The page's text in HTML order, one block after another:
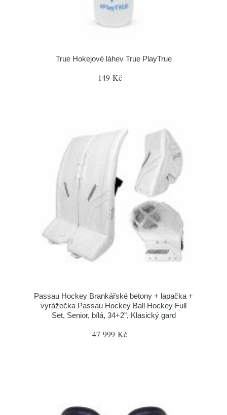
True Hokejové láhev True PlayTrue
149 Kč
Passau Hockey Brankářské betony + lapačka +
vyrážečka Passau Hockey Ball Hockey Full
Set, Senior, bílá, 34+2", Klasický gard
47 999 Kč